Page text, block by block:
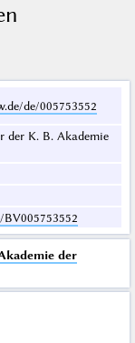
de/005753552
der K. B. Akademie
der